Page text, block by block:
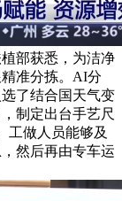
部获悉，为洁净
准分拣。AI分
了结合国天气变
制定出台手艺尺
工做人员能够及
然后再由专车运